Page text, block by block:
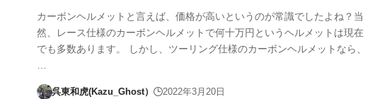
カーボンヘルメットと言えば、価格が高いというのが常識でしたよね？当
然、レース仕様のカーボンヘルメットで何十万円というヘルメットは現在
でも多数あります。 しかし、ツーリング仕様のカーボンヘルメットなら、
呉東和虎(Kazu_Ghost） 2022年3月20日